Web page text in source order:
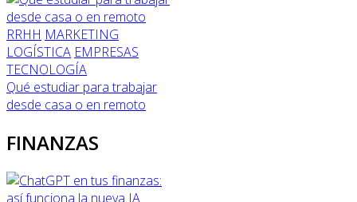
RRHH MARKETING
LOGÍSTICA EMPRESAS
TECNOLOGÍA
Qué estudiar para trabajar
desde casa o en remoto
FINANZAS